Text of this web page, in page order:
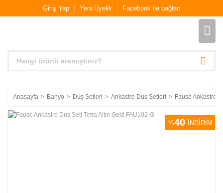
Giriş Yap Yeni Üyelik Facebook ile bağlan
Anasayfa Banyo Duş Setleri Ankastre Duş Setleri Fause Ankastre
%40 İNDİRİM